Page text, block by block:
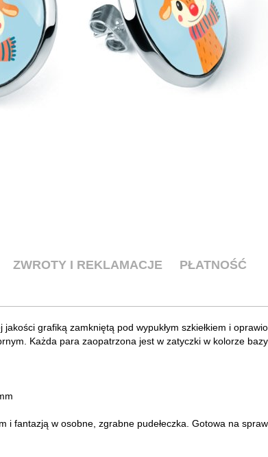
ZWROTY I REKLAMACJE
PŁATNOŚĆ
grafiką zamkniętą pod wypukłym szkiełkiem i
Każda para zaopatrzona jest w zatyczki w kolorze
i fantazją w osobne, zgrabne pudełeczka. Gotowa na